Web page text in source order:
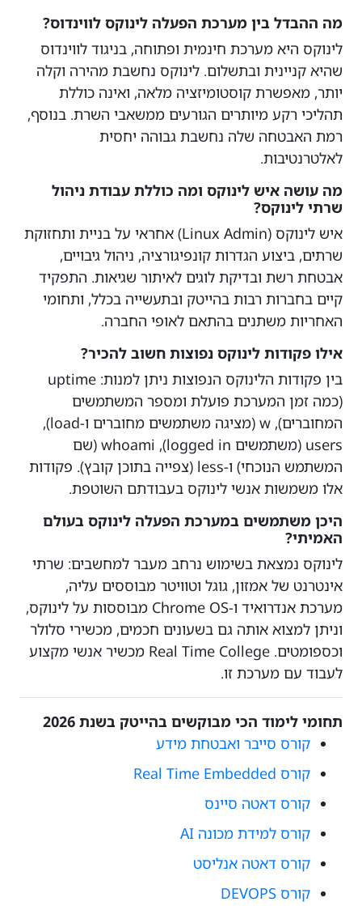
מה ההבדל בין מערכת הפעלה לינוקס לווינדוס?
לינוקס היא מערכת חינמית ופתוחה, בניגוד לווינדוס
שהיא קניינית ובתשלום. לינוקס נחשבת מהירה וקלה
יותר, מאפשרת קוסטומיזציה מלאה, ואינה כוללת
תהליכי רקע מיותרים הגורעים ממשאבי השרת. בנוסף,
רמת האבטחה שלה נחשבת גבוהה יחסית
לאלטרנטיבות.
מה עושה איש לינוקס ומה כוללת עבודת ניהול
שרתי לינוקס?
איש לינוקס (Linux Admin) אחראי על בניית ותחזוקת
שרתים, ביצוע הגדרות קונפיגורציה, ניהול גיבויים,
אבטחת רשת ובדיקת לוגים לאיתור שגיאות. התפקיד
קיים בחברות רבות בהייטק ובתעשייה בכלל, ותחומי
האחריות משתנים בהתאם לאופי החברה.
אילו פקודות לינוקס נפוצות חשוב להכיר?
בין פקודות הלינוקס הנפוצות ניתן למנות: uptime
(כמה זמן המערכת פועלת ומספר המשתמשים
המחוברים), w (מציגה משתמשים מחוברים ו-load),
users (משתמשים logged in), whoami (שם
המשתמש הנוכחי) ו-less (צפייה בתוכן קובץ). פקודות
אלו משמשות אנשי לינוקס בעבודתם השוטפת.
היכן משתמשים במערכת הפעלה לינוקס בעולם
האמיתי?
לינוקס נמצאת בשימוש נרחב מעבר למחשבים: שרתי
אינטרנט של אמזון, גוגל וטוויטר מבוססים עליה,
מערכת אנדרואיד ו-Chrome OS מבוססות על לינוקס,
וניתן למצוא אותה גם בשעונים חכמים, מכשירי סלולר
וכספומטים. Real Time College מכשיר אנשי מקצוע
לעבוד עם מערכת זו.
תחומי לימוד הכי מבוקשים בהייטק בשנת 2026
קורס סייבר ואבטחת מידע
קורס Real Time Embedded
קורס דאטה סיינס
קורס למידת מכונה AI
קורס דאטה אנליסט
קורס DEVOPS